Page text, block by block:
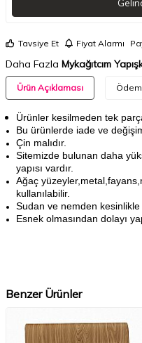
Tavsiye Et Fiyat Alarmı
Daha Fazla Mykağıtcım
Ürün Açıklaması
Ürünler kesilmeden tek
Bu ürünlerde iade ve
Çin malıdır.
Sitemizde bulunan daha
yapısı vardır.
Ağaç
kullanılabilir.
Sudan ve nemden
Esnek olmasından dolayı
Benzer Ürünler